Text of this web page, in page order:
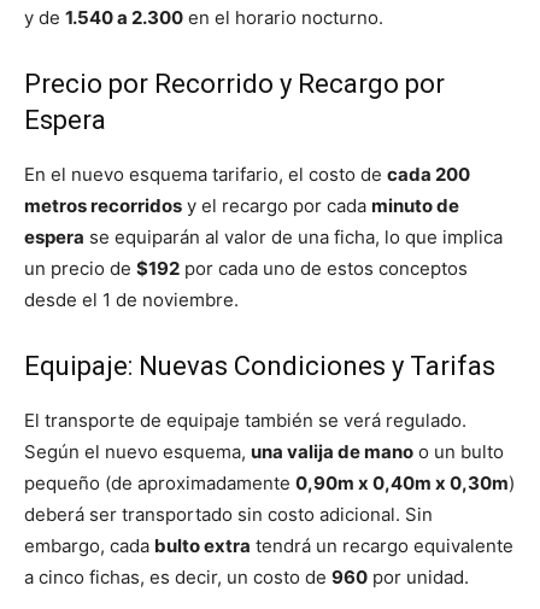
y de 1.540 a 2.300 en el horario nocturno.
Precio por Recorrido y Recargo por
Espera
En el nuevo esquema tarifario, el costo de cada 200
metros recorridos y el recargo por cada minuto de
espera se equiparán al valor de una ficha, lo que implica
un precio de $192 por cada uno de estos conceptos
desde el 1 de noviembre.
Equipaje: Nuevas Condiciones y Tarifas
El transporte de equipaje también se verá regulado.
Según el nuevo esquema, una valija de mano o un bulto
pequeño (de aproximadamente 0,90m x 0,40m x 0,30m)
deberá ser transportado sin costo adicional. Sin
embargo, cada bulto extra tendrá un recargo equivalente
a cinco fichas, es decir, un costo de 960 por unidad.